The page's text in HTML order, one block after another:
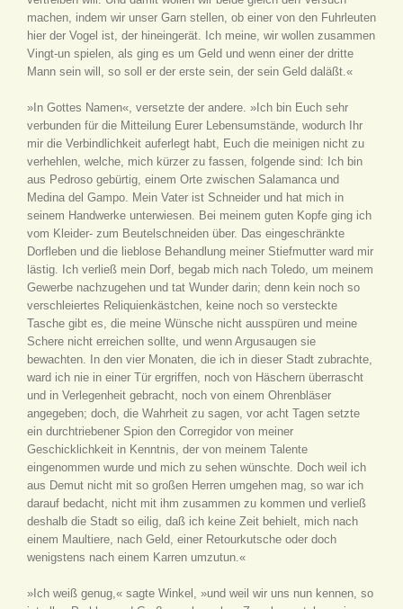
machen, indem wir unser Garn stellen, ob einer von den Fuhrleuten
hier der Vogel ist, der hineingerät. Ich meine, wir wollen zusammen
Vingt-un spielen, als ging es um Geld und wenn einer der dritte
Mann sein will, so soll er der erste sein, der sein Geld daläßt.«
»In Gottes Namen«, versetzte der andere. »Ich bin Euch sehr
verbunden für die Mitteilung Eurer Lebensumstände, wodurch Ihr
mir die Verbindlichkeit auferlegt habt, Euch die meinigen nicht zu
verhehlen, welche, mich kürzer zu fassen, folgende sind: Ich bin
aus Pedroso gebürtig, einem Orte zwischen Salamanca und
Medina del Gampo. Mein Vater ist Schneider und hat mich in
seinem Handwerke unterwiesen. Bei meinem guten Kopfe ging ich
vom Kleider- zum Beutelschneiden über. Das eingeschränkte
Dorfleben und die lieblose Behandlung meiner Stiefmutter ward mir
lästig. Ich verließ mein Dorf, begab mich nach Toledo, um meinem
Gewerbe nachzugehen und tat Wunder darin; denn kein noch so
verschleiertes Reliquienkästchen, keine noch so versteckte
Tasche gibt es, die meine Wünsche nicht ausspüren und meine
Schere nicht erreichen sollte, und wenn Argusaugen sie
bewachten. In den vier Monaten, die ich in dieser Stadt zubrachte,
ward ich nie in einer Tür ergriffen, noch von Häschern überrascht
und in Verlegenheit gebracht, noch von einem Ohrenbläser
angegeben; doch, die Wahrheit zu sagen, vor acht Tagen setzte
ein durchtriebener Spion den Corregidor von meiner
Geschicklichkeit in Kenntnis, der von meinem Talente
eingenommen wurde und mich zu sehen wünschte. Doch weil ich
aus Demut nicht mit so großen Herren umgehen mag, so war ich
darauf bedacht, nicht mit ihm zusammen zu kommen und verließ
deshalb die Stadt so eilig, daß ich keine Zeit behielt, mich nach
einem Maultiere, nach Geld, einer Retourkutsche oder doch
wenigstens nach einem Karren umzutun.«
»Ich weiß genug,« sagte Winkel, »und weil wir uns nun kennen, so